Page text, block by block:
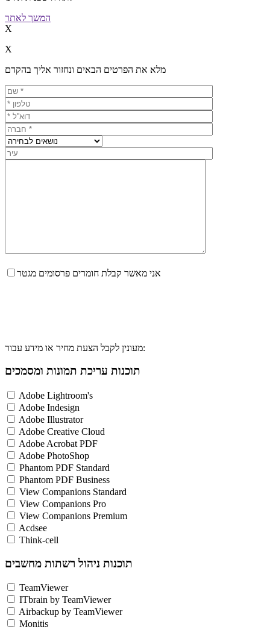
המשך לאתר
X
X
מלא את הפרטים הבאים ונחזור אליך בהקדם
אני מאשר קבלת חומרים פרסומים מגטר
מעונין לקבל הצעת מחיר או מידע עבור:
תוכנות עריכת תמונות ומסמכים
Adobe Lightroom's
Adobe Indesign
Adobe Illustrator
Adobe Creative Cloud
Adobe Acrobat PDF
Adobe PhotoShop
Phantom PDF Standard
Phantom PDF Business
View Companions Standard
View Companions Pro
View Companions Premium
Acdsee
Think-cell
תוכנות ניהול רשתות מחשבים
TeamViewer
ITbrain by TeamViewer
Airbackup by TeamViewer
Monitis